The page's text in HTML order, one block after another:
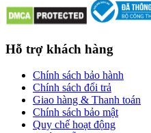
Hỗ trợ khách hàng
Chính sách bảo hành
Chính sách đổi trả
Giao hàng & Thanh toán
Chính sách bảo mật
Quy chế hoạt động